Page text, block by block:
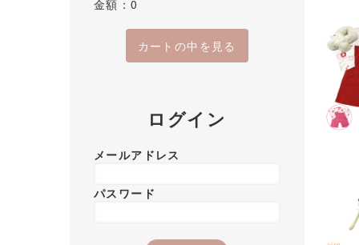
金額：0
カートの中を見る
ログイン
メールアドレス
パスワード